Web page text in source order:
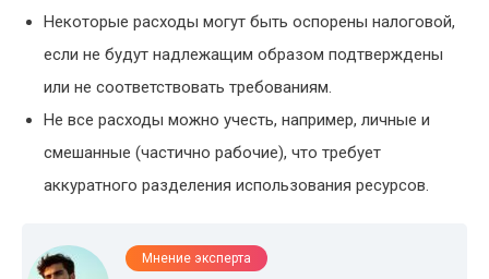
Некоторые расходы могут быть оспорены налоговой,
если не будут надлежащим образом подтверждены
или не соответствовать требованиям.
Не все расходы можно учесть, например, личные и
смешанные (частично рабочие), что требует
аккуратного разделения использования ресурсов.
Мнение эксперта